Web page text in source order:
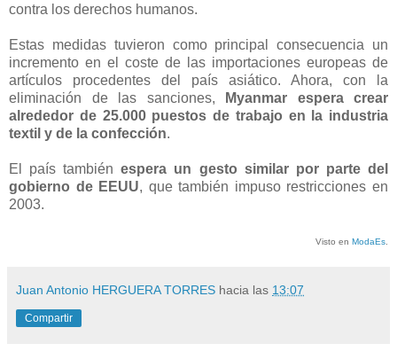
contra los derechos humanos.
Estas medidas tuvieron como principal consecuencia un
incremento en el coste de las importaciones europeas de
artículos procedentes del país asiático. Ahora, con la
eliminación de las sanciones,
Myanmar espera crear
alrededor de 25.000 puestos de trabajo en la industria
textil y de la confección.
El país tambiénespera un gesto similar por parte del
gobierno de EEUU, que también impuso restricciones en
2003.
Visto en ModaEs
Juan Antonio HERGUERA TORRES hacia las 13:07
Compartir